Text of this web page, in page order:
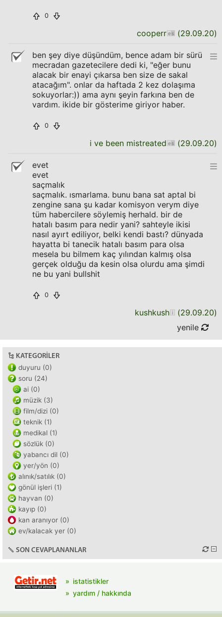
0
cooperr (29.09.20)
ben şey diye düşündüm, bence adam bir sürü
mecradan gazetecilere dedi ki, "eğer bunu
alacak bir enayi çıkarsa ben size de sakal
atacağım". onlar da haftada 2 kez dolaşıma
sokuyorlar:)) ama aynı şeyin farkına ben de
vardım. ikide bir gösterime giriyor haber.
0
i ve been mistreated (29.09.20)
evet
evet
saçmalık
saçmalık. ısmarlama. bunu bana sat aptal bi
zengine sana şu kadar komisyon verym diye
tüm habercilere söylemiş herhald. bir de
hatalı basım para nedir yani? sahteyle ikisi
nasıl ayırt ediliyor, belki kendi bastı? dünyada
hayatta bi tanecik hatalı basım para olsa
mesela bu bilmem kaç yılından kalmış olsa
gerçek olduğu da kesin olsa olurdu ama şimdi
ne bu yani bullshit
0
kushkush (29.09.20)
yenile
KATEGORILER
duyuru (0)
soru (24)
ai (0)
müzik (3)
film/dizi (0)
teknik (1)
medikal (1)
sözlük (0)
yabancı dil (0)
yer/yön (0)
alınık/satılık (0)
gönül işleri (1)
hayvan (0)
kayıp (0)
kan aranıyor (0)
ev/kalacak yer (0)
SON CEVAPLANANLAR
istatistikler
yardım / hakkında